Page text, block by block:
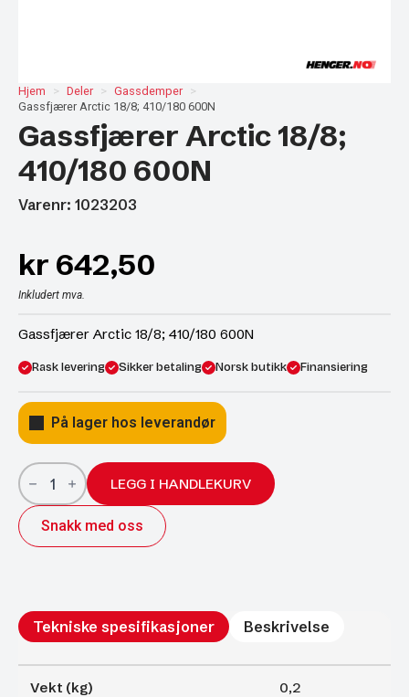
Hjem Deler
Gassdemper
Gassfjærer Arctic 18/8; 410/180 600N
Gassfjærer Arctic 18/8;
410/180 600N
Varenr: 1023203
kr 642,50
Inkludert mva.
Gassfjærer Arctic 18/8; 410/180 600N
Rask levering Sikker betaling Norsk butikk Finansiering
På lager hos leverandør
Gassfjærer
Arctic
18/8;
410/180
600N
antall
LEGG I HANDLEKURV
Snakk med oss
Tekniske spesifikasjoner Beskrivelse
Vekt (kg) 0,2